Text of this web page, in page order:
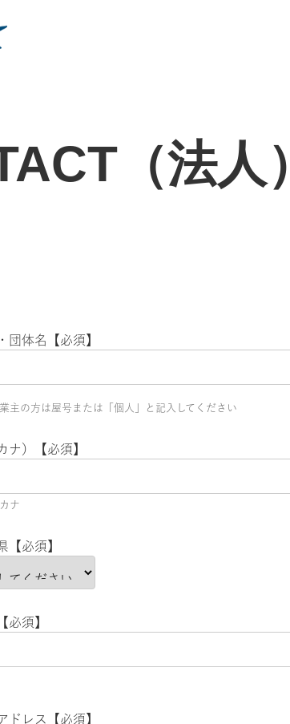
（法人）
団体名【必須】
主の方は屋号または「個人」と記入してください
ナ）【必須】
ナ
【必須】
必須】
ドレス【必須】